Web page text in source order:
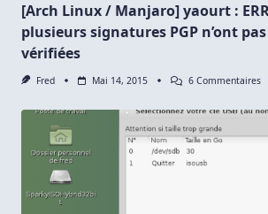
[Arch Linux / Manjaro] yaourt :
plusieurs signatures PGP n’ont
vérifiées
Fred Mai 14, 2015 6 CommentairesSur